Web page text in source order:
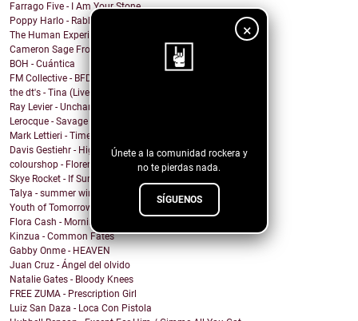
×
Únete a la comunidad rockera y
no te pierdas nada.
SÍGUENOS
Farrago Five - I Am Your Stone
Poppy Harlo - Rabbit Hole
The Human Experience - THIS ISN'T REAL (and i call...
Cameron Sage From - You Won
BOH - Cuántica
FM Collective - BFD
the dt's - Tina (Live at Lakehouse Studios)
Ray Levier - Uncharted Destiny
Lerocque - Savage
Mark Lettieri - Time After Time (Cyndi Lauper Cover)
Davis Gestiehr - High
colourshop - Florence
Skye Rocket - If Summer Had A Daughter
Talya - summer wind
Youth of Tomorrow - Pleasure House Road
Flora Cash - Morning Comes
Kinzua - Common Fates
Gabby Onme - HEAVEN
Juan Cruz - Ángel del olvido
Natalie Gates - Bloody Knees
FREE ZUMA - Prescription Girl
Luiz San Daza - Loca Con Pistola